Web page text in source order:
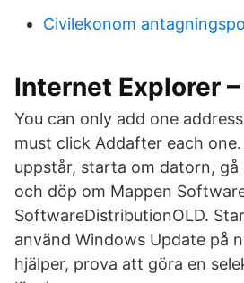
Civilekonom
Internet Explorer
You can only add one
must click Addafter each
uppstår, starta om datorn, gå
och döp om Mappen
SoftwareDistributionOLD.
använd Windows Update på
hjälper, prova att göra en